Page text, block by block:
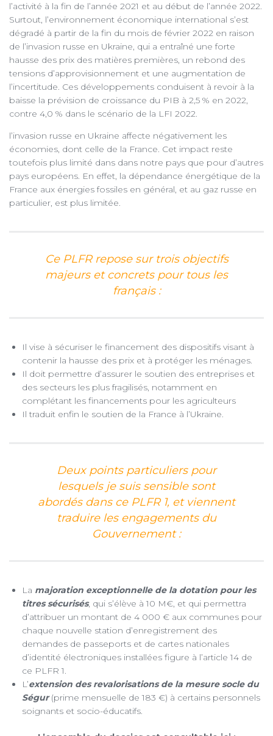
l’activité à la fin de l’année 2021 et au début de l’année 2022.
Surtout, l’environnement économique international s’est
dégradé à partir de la fin du mois de février 2022 en raison
de l’invasion russe en Ukraine, qui a entraîné une forte
hausse des prix des matières premières, un rebond des
tensions d’approvisionnement et une augmentation de
l’incertitude. Ces développements conduisent à revoir à la
baisse la prévision de croissance du PIB à 2,5 % en 2022,
contre 4,0 % dans le scénario de la LFI 2022.
l’invasion russe en Ukraine affecte négativement les
économies, dont celle de la France. Cet impact reste
toutefois plus limité dans dans notre pays que pour d’autres
pays européens. En effet, la dépendance énergétique de la
France aux énergies fossiles en général, et au gaz russe en
particulier, est plus limitée.
Ce PLFR repose sur trois objectifs
majeurs et concrets pour tous les
français :
Il vise à sécuriser le financement des dispositifs visant à
contenir la hausse des prix et à protéger les ménages.
Il doit permettre d’assurer le soutien des entreprises et
des secteurs les plus fragilisés, notamment en
complétant les financements pour les agriculteurs
Il traduit enfin le soutien de la France à l’Ukraine.
Deux points particuliers pour
lesquels je suis sensible sont
abordés dans ce PLFR 1, et viennent
traduire les engagements du
Gouvernement :
La majoration exceptionnelle de la dotation pour les
titres sécurisés, qui s’élève à 10 M€, et qui permettra
d’attribuer un montant de 4 000 € aux communes pour
chaque nouvelle station d’enregistrement des
demandes de passeports et de cartes nationales
d’identité électroniques installées figure à l’article 14 de
ce PLFR 1.
L’extension des revalorisations de la mesure socle du
Ségur(prime mensuelle de 183 €) à certains personnels
soignants et socio-éducatifs.